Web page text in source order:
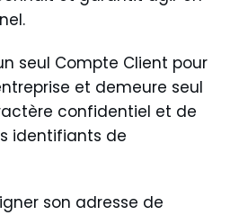
seul Compte Client pour
et demeure seul
confidentiel et de
identifiants de
son adresse de